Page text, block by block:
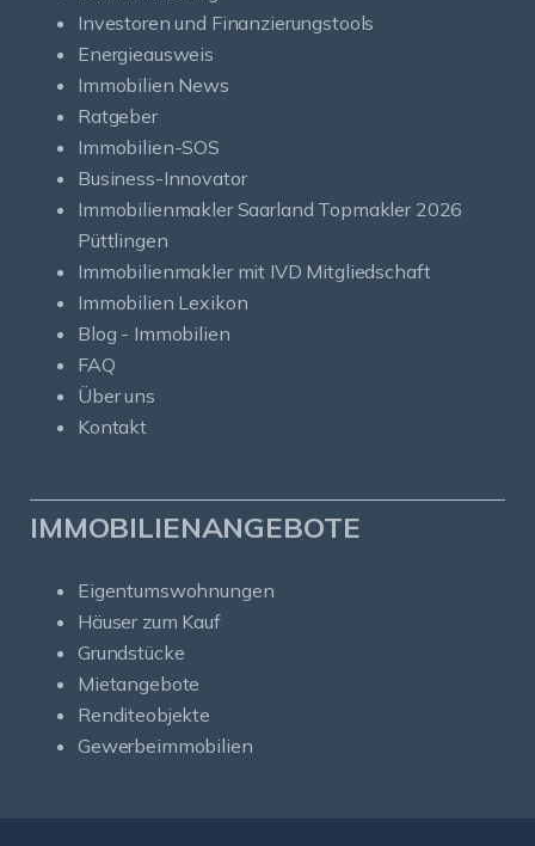
Investoren und Finanzierungstools
Energieausweis
Immobilien News
Ratgeber
Immobilien-SOS
Business-Innovator
Immobilienmakler Saarland Topmakler 2026
Püttlingen
Immobilienmakler mit IVD Mitgliedschaft
Immobilien Lexikon
Blog - Immobilien
FAQ
Über uns
Kontakt
IMMOBILIENANGEBOTE
Eigentumswohnungen
Häuser zum Kauf
Grundstücke
Mietangebote
Renditeobjekte
Gewerbeimmobilien